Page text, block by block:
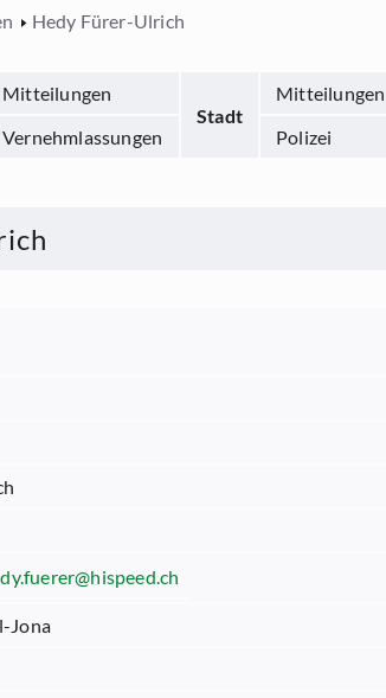
Hedy Fürer-Ulrich
Mitteilungen
Stadt
Mitteilungen
Vernehmlassungen
Polizei
Jona